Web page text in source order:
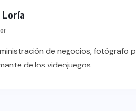
Loría
de negocios, fotógrafo
de los videojuegos